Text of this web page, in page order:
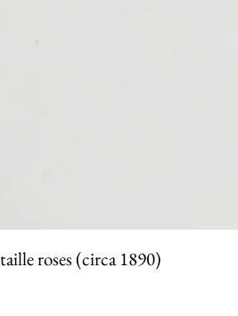
roses (circa 1890)